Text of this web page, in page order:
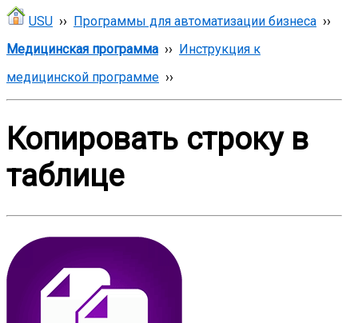
USU ›› Программы для автоматизации бизнеса ››
Медицинская программа ›› Инструкция к
медицинской программе ››
Копировать строку в
таблице